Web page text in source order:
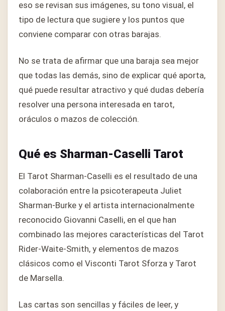
eso se revisan sus imágenes, su tono visual, el
tipo de lectura que sugiere y los puntos que
conviene comparar con otras barajas.
No se trata de afirmar que una baraja sea mejor
que todas las demás, sino de explicar qué aporta,
qué puede resultar atractivo y qué dudas debería
resolver una persona interesada en tarot,
oráculos o mazos de colección.
Qué es Sharman-Caselli Tarot
El Tarot Sharman-Caselli es el resultado de una
colaboración entre la psicoterapeuta Juliet
Sharman-Burke y el artista internacionalmente
reconocido Giovanni Caselli, en el que han
combinado las mejores características del Tarot
Rider-Waite-Smith, y elementos de mazos
clásicos como el Visconti Tarot Sforza y Tarot
de Marsella.
Las cartas son sencillas y fáciles de leer, y